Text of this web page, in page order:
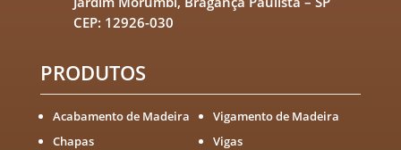
CEP: 12926-030
PRODUTOS
Acabamento de Madeira
Chapas
Vigamento de Madeira
Vigas